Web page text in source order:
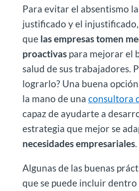
Para evitar el absentismo
justificado y el
que las empresas tomen
proactivaspara mejorar el
salud de sus trabajadores.
lograrlo? Una buena
la mano de una consultora
capaz de ayudarte a
estrategia que mejor se
necesidades empresariales.
Algunas de las buenas
que se puede incluir dentro